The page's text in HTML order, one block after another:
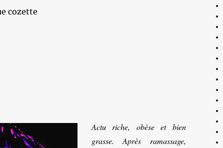
cozette
Actu riche, obèse et bien
grasse. Après ramassage,